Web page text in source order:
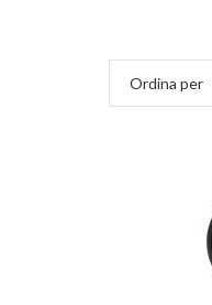
Ordina per